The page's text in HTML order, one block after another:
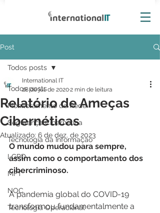
Post
Todos posts
Monitoramento de Rede
Segurança Cibernética
Tecnologia da Informação
LGPD
MFT
NOC
Tecnologia Operacional
Todos posts
Relatório de Ameças
Cibernéticas
International IT
28 de jul. de 20202 min de leitura
Atualizado: 6 de dez. de 2023
O mundo mudou para sempre,
assim como o comportamento dos
cibercriminoso.
A pandemia global do COVID-19
transformou fundamentalmente a